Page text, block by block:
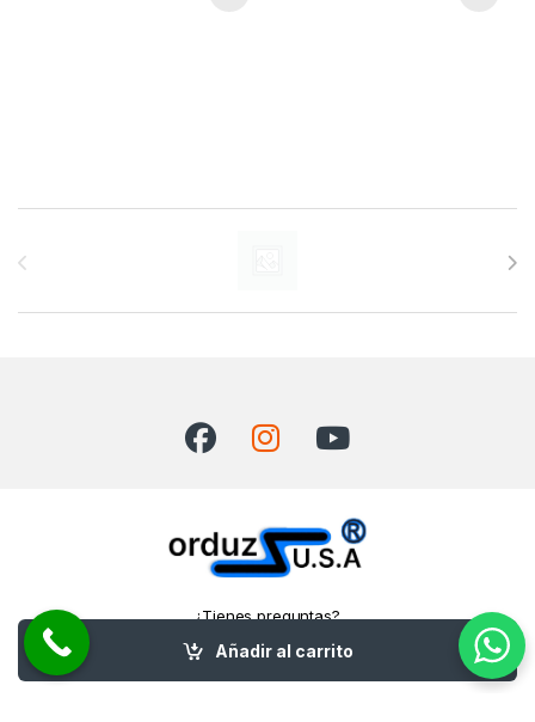
Añadir al carrito
¿Tienes preguntas?
+1 (645) 248 0366